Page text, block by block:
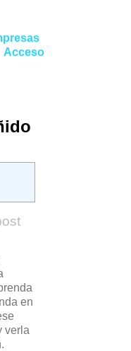
Acceso
en
verla